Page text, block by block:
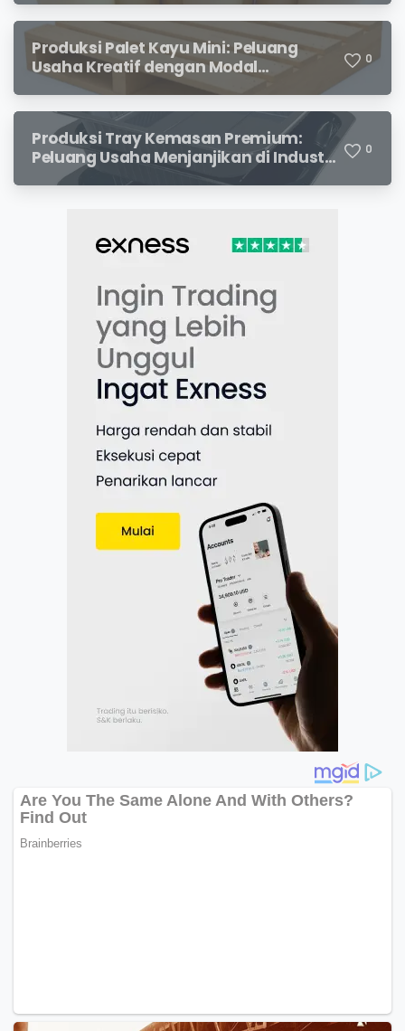
Produksi Palet Kayu Mini: Peluang
Usaha Kreatif dengan Modal
Terjangkau dan Potensi Keuntungan
0
Produksi Tray Kemasan Premium:
Peluang Usaha Menjanjikan di Industri
Packaging Modern
0